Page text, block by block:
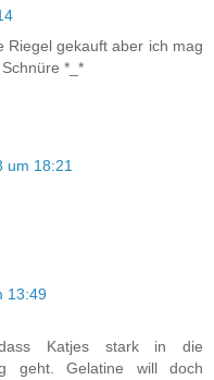
Riegel gekauft aber ich mag
*_*
um 18:21
13:49
Katjes stark in die
geht. Gelatine will doch